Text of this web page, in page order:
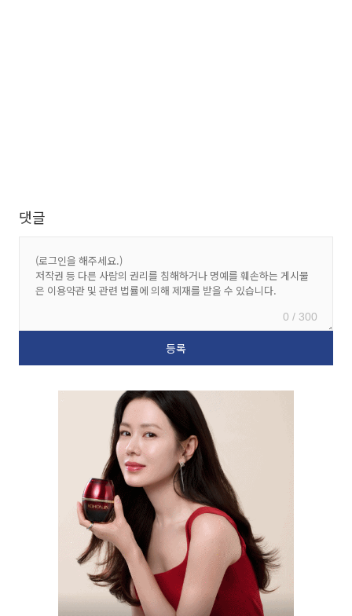
댓글
0 / 300